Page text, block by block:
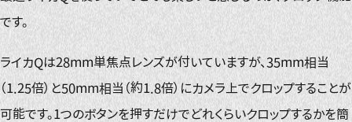
です。
ライカQは28mm単焦点レンズが付いていますが、35mm相当
（1.25倍）と50mm相当（約1.8倍）にカメラ上でクロップすることが
可能です。1つのボタンを押すだけでどれくらいクロップするかを簡